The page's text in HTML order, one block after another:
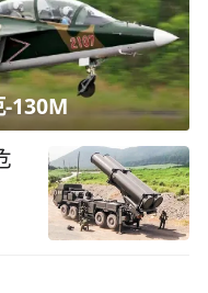
-130M